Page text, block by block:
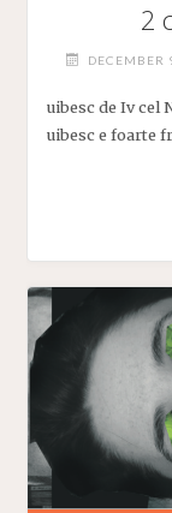
2
DECEMBER
uibesc de Iv cel
uibesc e foarte